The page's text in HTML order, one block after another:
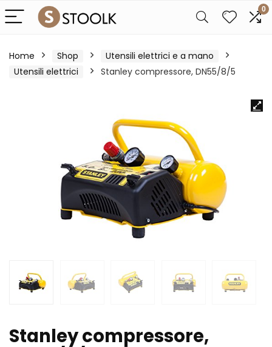
0
Home Shop
Utensili elettrici e a mano
Utensili elettrici
Stanley compressore, DN55/8/5
Stanley compressore,